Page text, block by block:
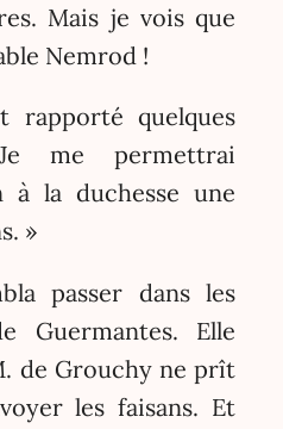
Mais je vois que
Nemrod !
quelques
me permettrai
à la duchesse une
»
passer dans les
Guermantes. Elle
de Grouchy ne prît
les faisans. Et